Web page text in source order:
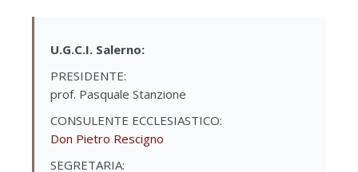
U.G.C.I. Salerno:
PRESIDENTE:
prof. Pasquale Stanzione
CONSULENTE ECCLESIASTICO:
Don Pietro Rescigno
SEGRETARIA: